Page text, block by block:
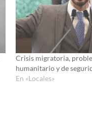
Crisis migratoria,
humanitario y de
En «Locales»